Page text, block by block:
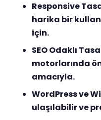
Responsive
harika bir
için.
SEO Odaklı
motorlarında
amacıyla.
WordPress ve
ulaşılabilir ve